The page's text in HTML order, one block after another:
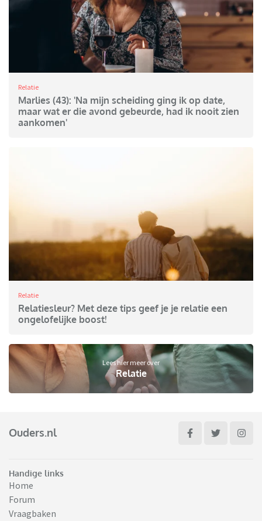
Relatie
Marlies (43): 'Na mijn scheiding ging ik op date,
maar wat er die avond gebeurde, had ik nooit zien
aankomen'
Relatie
Relatiesleur? Met deze tips geef je je relatie een
ongelofelijke boost!
Lees hier meer over
Relatie
Ouders.nl
Handige links
Home
Forum
Vraagbaken